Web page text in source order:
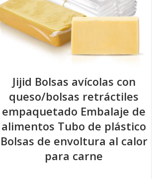
Jijid Bolsas avícolas con
queso/bolsas retráctiles
empaquetado Embalaje de
alimentos Tubo de plástico
Bolsas de envoltura al calor
para carne